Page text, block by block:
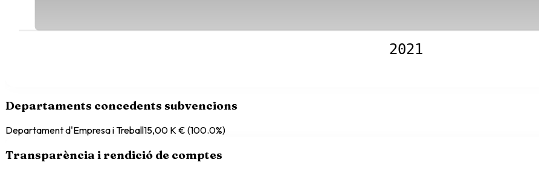
2021
Departaments concedents subvencions
Departament d'Empresa i Treball15,00 K € (100.0%)
Transparència i rendició de comptes